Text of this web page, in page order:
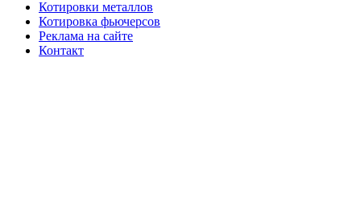
Котировки металлов
Котировка фьючерсов
Реклама на сайте
Контакт